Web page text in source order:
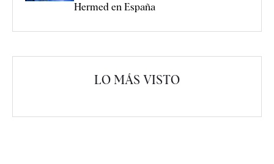
Hermed en España
LO MÁS VISTO